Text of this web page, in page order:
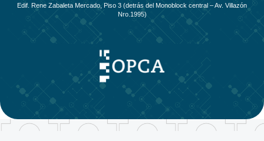
Edif. Rene Zabaleta Mercado, Piso 3 (detrás del Monoblock central – Av. Villazón
Nro.1995)